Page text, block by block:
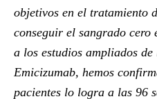
objetivos en el tratamiento
conseguir el sangrado cero
a los estudios ampliados
Emicizumab, hemos
pacientes lo logra a las 96